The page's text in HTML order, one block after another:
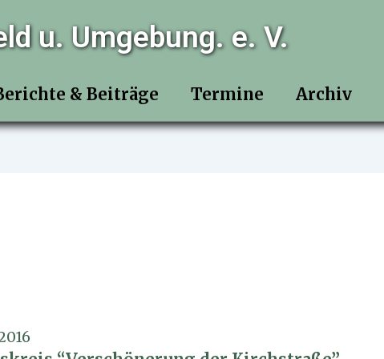
u. Umgebung. e. V.
& Beiträge Termine Archiv